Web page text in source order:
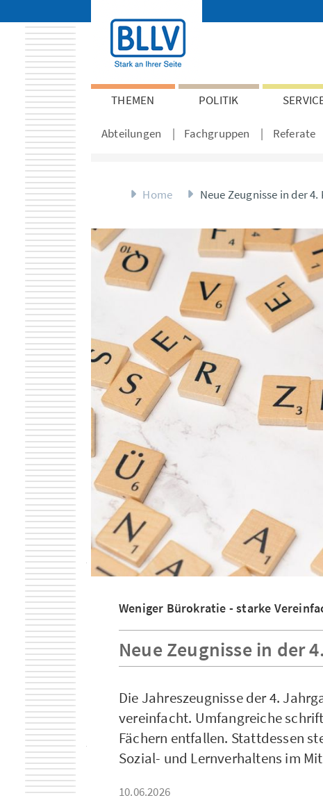
THEMEN POLITIK
Abteilungen Fachgruppen Referate
Home Neue Zeugnisse in der 4.
Weniger Bürokratie - starke
Neue Zeugnisse in der
Die Jahreszeugnisse der 4.
vereinfacht. Umfangreiche
Fächern entfallen. Stattdessen
Sozial- und Lernverhaltens im
10.06.2026